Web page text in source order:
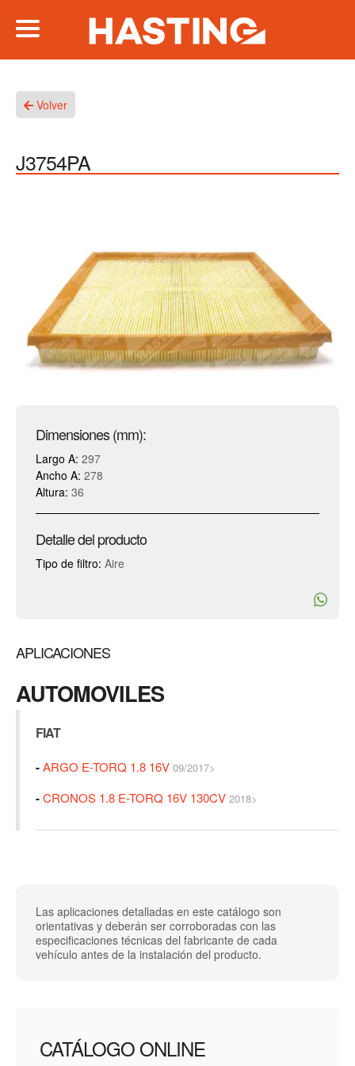
Volver
J3754PA
Dimensiones (mm):
Largo A: 297
Ancho A: 278
Altura: 36
Detalle del producto
Tipo de filtro: Aire
APLICACIONES
AUTOMOVILES
FIAT
-ARGO E-TORQ 1.8 16V 09/2017>
-CRONOS 1.8 E-TORQ 16V 130CV 2018>
Las aplicaciones detalladas en este catálogo son
orientativas y deberán ser corroboradas con las
especificaciones técnicas del fabricante de cada
vehículo antes de la instalación del producto.
CATÁLOGO ONLINE